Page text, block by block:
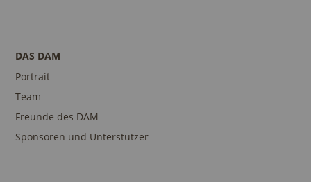
DAS DAM
Portrait
Team
Freunde des DAM
Sponsoren und Unterstützer